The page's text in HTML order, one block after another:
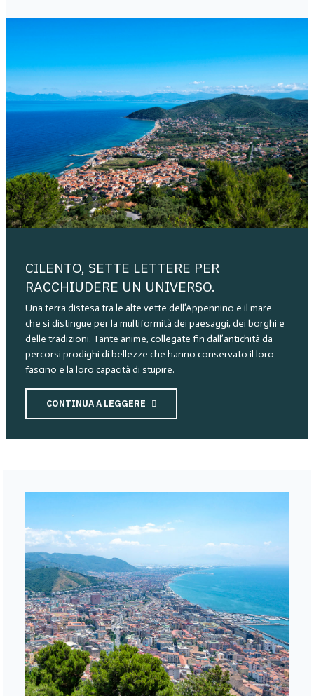
CILENTO, SETTE LETTERE PER
RACCHIUDERE UN UNIVERSO.
Una terra distesa tra le alte vette dell’Appennino e il mare
che si distingue per la multiformità dei paesaggi, dei borghi e
delle tradizioni. Tante anime, collegate fin dall’antichità da
percorsi prodighi di bellezze che hanno conservato il loro
fascino e la loro capacità di stupire.
CONTINUA A LEGGERE